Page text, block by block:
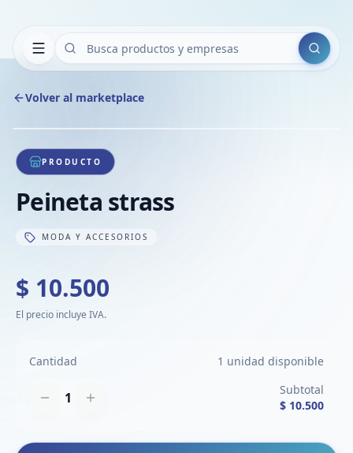
Buscar
Volver al marketplace
1/1
PRODUCTO
Peineta strass
MODA Y ACCESORIOS
$ 10.500
El precio incluye IVA.
Cantidad 1 unidad disponible
1
Subtotal
$ 10.500